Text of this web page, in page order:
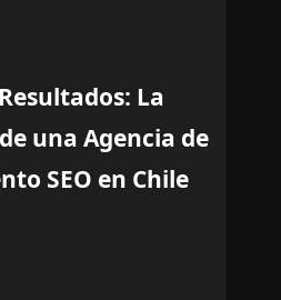
La
una Agencia de
SEO en Chile